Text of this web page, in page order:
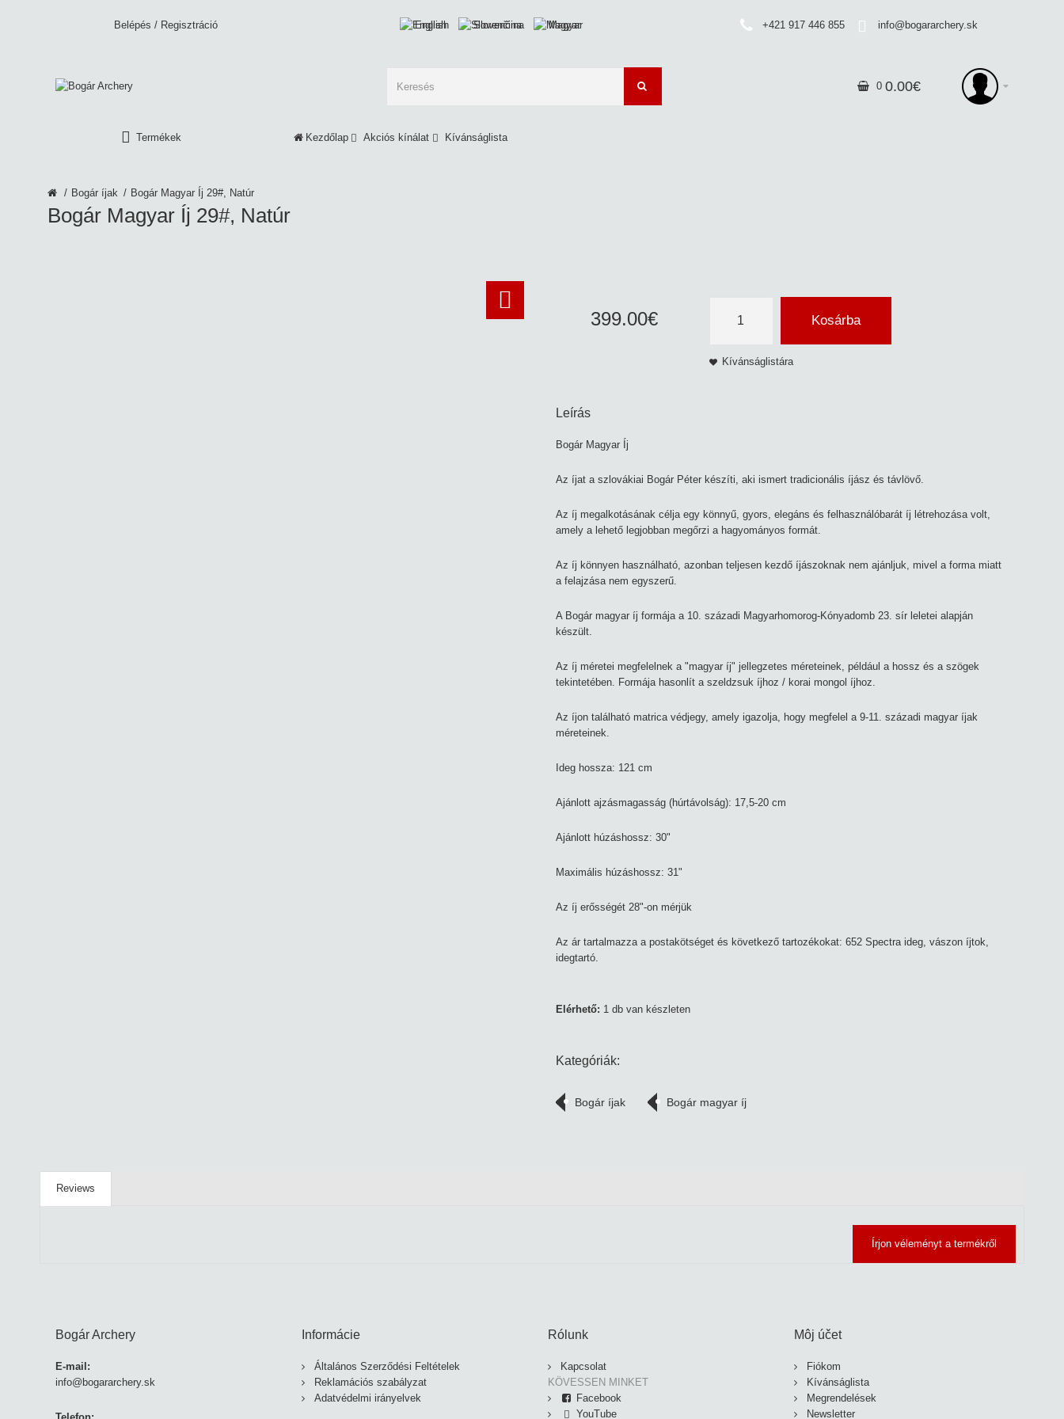
Belépés / Regisztráció English Slovenčina Magyar +421 917 446 855 info@bogararchery.sk
0 0.00€
Termékek Kezdőlap Akciós kínálat Kívánságlista
Bogár íjak Bogár Magyar Íj 29#, Natúr
Bogár Magyar Íj 29#, Natúr
399.00€ Kosárba
Kívánságlistára
Leírás
Bogár Magyar Íj
Az íjat a szlovákiai Bogár Péter készíti, aki ismert tradicionális íjász és távlövő.
Az íj megalkotásának célja egy könnyű, gyors, elegáns és felhasználóbarát íj létrehozása volt,
amely a lehető legjobban megőrzi a hagyományos formát.
Az íj könnyen használható, azonban teljesen kezdő íjászoknak nem ajánljuk, mivel a forma miatt
a felajzása nem egyszerű.
A Bogár magyar íj formája a 10. századi Magyarhomorog-Kónyadomb 23. sír leletei alapján
készült.
Az íj méretei megfelelnek a "magyar íj" jellegzetes méreteinek, például a hossz és a szögek
tekintetében. Formája hasonlít a szeldzsuk íjhoz / korai mongol íjhoz.
Az íjon található matrica védjegy, amely igazolja, hogy megfelel a 9-11. századi magyar íjak
méreteinek.
Ideg hossza: 121 cm
Ajánlott ajzásmagasság (húrtávolság): 17,5-20 cm
Ajánlott húzáshossz: 30"
Maximális húzáshossz: 31"
Az íj erősségét 28"-on mérjük
Az ár tartalmazza a postakötséget és következő tartozékokat: 652 Spectra ideg, vászon íjtok,
idegtartó.
Elérhető: 1 db van készleten
Kategóriák:
Bogár íjak Bogár magyar íj
Reviews
Írjon véleményt a termékről
Bogár Archery
E-mail:
info@bogararchery.sk
Informácie
Általános Szerződési Feltételek
Reklamációs szabályzat
Adatvédelmi irányelvek
Rólunk
Kapcsolat
KÖVESSEN MINKET
Facebook
YouTube
Môj účet
Fiókom
Kívánságlista
Megrendelések
Newsletter